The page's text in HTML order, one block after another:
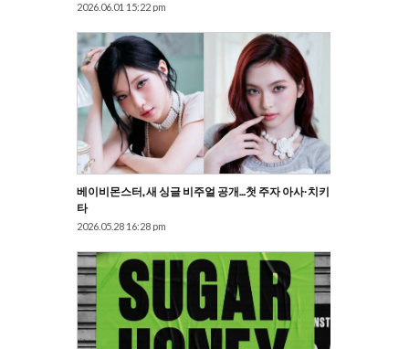
2026.06.01 15:22 pm
베이비몬스터, 새 싱글 비주얼 공개…첫 주자 아사·치키
타
2026.05.28 16:28 pm